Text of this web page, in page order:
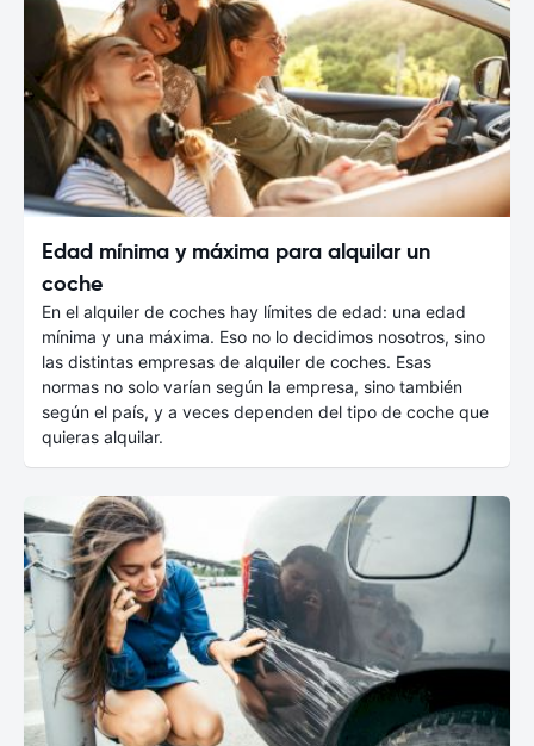
Edad mínima y máxima para alquilar un
coche
En el alquiler de coches hay límites de edad: una edad
mínima y una máxima. Eso no lo decidimos nosotros, sino
las distintas empresas de alquiler de coches. Esas
normas no solo varían según la empresa, sino también
según el país, y a veces dependen del tipo de coche que
quieras alquilar.